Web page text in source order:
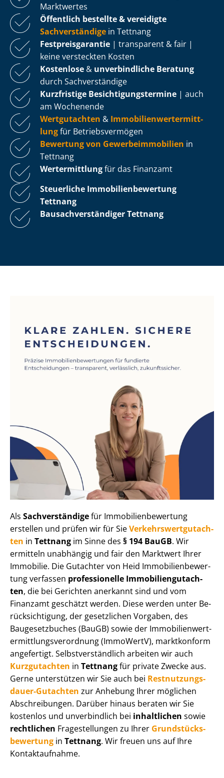
Marktwertes
Öffentlich bestellte & vereidigte
Sachverständige in Tettnang
Fest­preis­ga­ran­tie | transparent & fair |
keine versteckten Kosten
Kostenlose & unverbindliche Beratung
durch Sachverständige
Kurzfristige Be­sich­ti­gungs­ter­mi­ne | auch
am Wochenende
Wertgutachten & Im­mo­bi­li­en­wert­ermitt­
lungfür Be­triebs­ver­mö­gen
Bewertung von Ge­wer­be­im­mo­bi­li­en in
Tettnang
Wertermittlungfür das Finanzamt
Steuerliche Im­mo­bi­li­en­be­wer­tung
Tettnang
Bau­sach­ver­stän­di­ger Tettnang
Als Sachverständigefür Im­mo­bi­li­en­be­wer­tung
erstellen und prüfen wir für SieVer­kehrs­wert­gut­ach­
ten in Tettnang im Sinne des § 194 BauGB. Wir
ermitteln unabhängig und fair den Marktwert Ihrer
Immobilie. Die Gutachter von Heid Im­mo­bi­li­en­be­wer­
tung verfassen professionelle Im­mo­bi­li­en­gut­ach­
ten, die bei Gerichten anerkannt sind und vom
Finanzamt geschätzt werden. Diese werden unter Be­
rück­sich­ti­gung, der gesetzlichen Vorgaben, des
Baugesetzbuches (BauGB) sowie der Im­mo­bi­li­en­wert­
ermitt­lungs­ver­ord­nung (ImmoWertV), marktkonform
angefertigt. Selbst­ver­ständ­lich arbeiten wir auch
Kurzgutachten in Tettnangfür private Zwecke aus.
Gerne unterstützen wir Sie auch bei Rest­nut­zungs­
dau­er-Gutachten zur Anhebung Ihrer möglichen
Abschreibungen. Darüber hinaus beraten wir Sie
kostenlos und unverbindlich bei inhaltlichen sowie
rechtlichen Fragestellungen zu Ihrer Grund­stücks­
be­wer­tung in Tettnang. Wir freuen uns auf Ihre
Kontaktaufnahme.